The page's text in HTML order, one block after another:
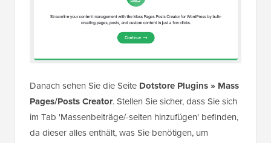
Danach sehen Sie die Seite Dotstore Plugins » Mass
Pages/Posts Creator. Stellen Sie sicher, dass Sie sich
im Tab 'Massenbeiträge/-seiten hinzufügen' befinden,
da dieser alles enthält, was Sie benötigen, um